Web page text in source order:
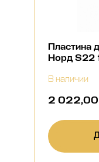
Пластина
Норд S22
В наличии
2